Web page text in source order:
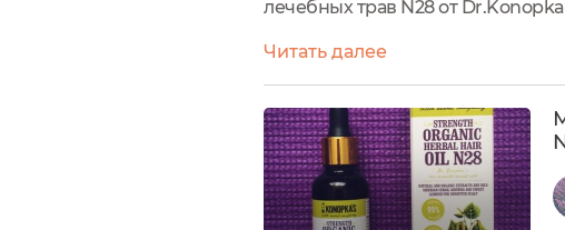
лечебных трав N28 от
здоровье. Масло также питает...
Читать далее